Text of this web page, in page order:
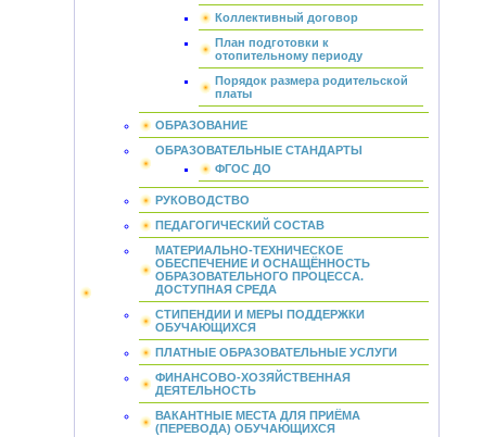
Коллективный договор
План подготовки к
отопительному периоду
Порядок размера родительской
платы
ОБРАЗОВАНИЕ
ОБРАЗОВАТЕЛЬНЫЕ СТАНДАРТЫ
ФГОС ДО
РУКОВОДСТВО
ПЕДАГОГИЧЕСКИЙ СОСТАВ
МАТЕРИАЛЬНО-ТЕХНИЧЕСКОЕ
ОБЕСПЕЧЕНИЕ И ОСНАЩЁННОСТЬ
ОБРАЗОВАТЕЛЬНОГО ПРОЦЕССА.
ДОСТУПНАЯ СРЕДА
СТИПЕНДИИ И МЕРЫ ПОДДЕРЖКИ
ОБУЧАЮЩИХСЯ
ПЛАТНЫЕ ОБРАЗОВАТЕЛЬНЫЕ УСЛУГИ
ФИНАНСОВО-ХОЗЯЙСТВЕННАЯ
ДЕЯТЕЛЬНОСТЬ
ВАКАНТНЫЕ МЕСТА ДЛЯ ПРИЁМА
(ПЕРЕВОДА) ОБУЧАЮЩИХСЯ